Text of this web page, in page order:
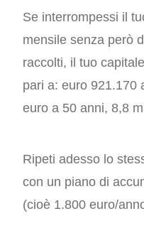
Se interrompessi il
mensile senza però
raccolti, il tuo
pari a: euro 921.170
euro a 50 anni, 8,8
Ripeti adesso lo
con un piano di
(cioè 1.800 euro/